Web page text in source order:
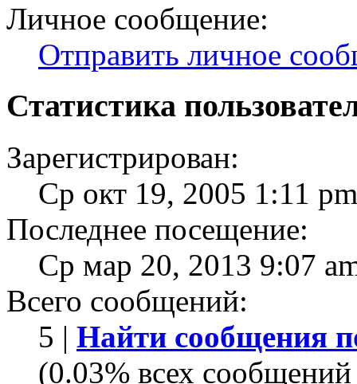
Личное сообщение:
Отправить личное
Статистика
Зарегистрирован:
Ср окт 19, 2005 1:11 pm
Последнее посещение:
Ср мар 20, 2013 9:07
Всего сообщений:
5 | Найти сообщения
(0.03% всех